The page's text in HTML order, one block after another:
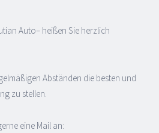
Auto– heißen Sie herzlich
Abständen die besten und
zu stellen.
eine Mail an: